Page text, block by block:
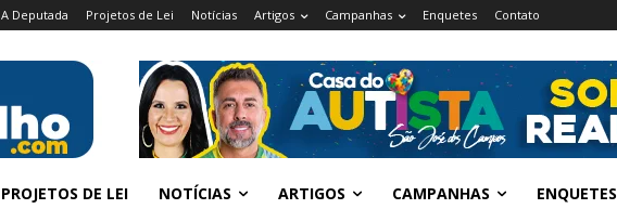
A Deputada Projetos de Lei Notícias Artigos Campanhas Enquetes Contato
PROJETOS DE LEI NOTÍCIAS ARTIGOS CAMPANHAS ENQUETES